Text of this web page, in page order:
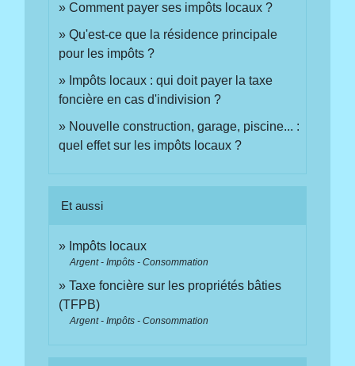
Comment payer ses impôts locaux ?
Qu'est-ce que la résidence principale
pour les impôts ?
Impôts locaux : qui doit payer la taxe
foncière en cas d'indivision ?
Nouvelle construction, garage, piscine... :
quel effet sur les impôts locaux ?
Et aussi
Impôts locaux
Argent - Impôts - Consommation
Taxe foncière sur les propriétés bâties
(TFPB)
Argent - Impôts - Consommation